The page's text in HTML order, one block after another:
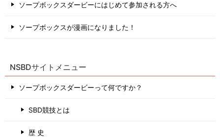
ソープボックスダービーにはじめて参加される方へ
ソープボックスが漫画になりました！
NSBDサイトメニュー
ソープボックスダービーって何ですか？
SBD競技とは
歴 史